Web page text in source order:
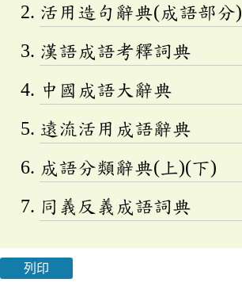
活用造句辭典(成語部分)
漢語成語考釋詞典
中國成語大辭典
遠流活用成語辭典
成語分類辭典(上)(下)
同義反義成語詞典
列印